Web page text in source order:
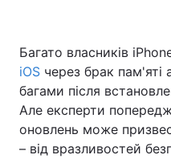
Багато власників
iOS через брак пам'яті
багами після
Але експерти
оновлень може
– від вразливостей